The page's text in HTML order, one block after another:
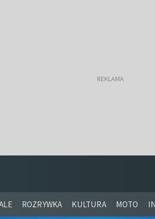
ROZRYWKA KULTURA MOTO